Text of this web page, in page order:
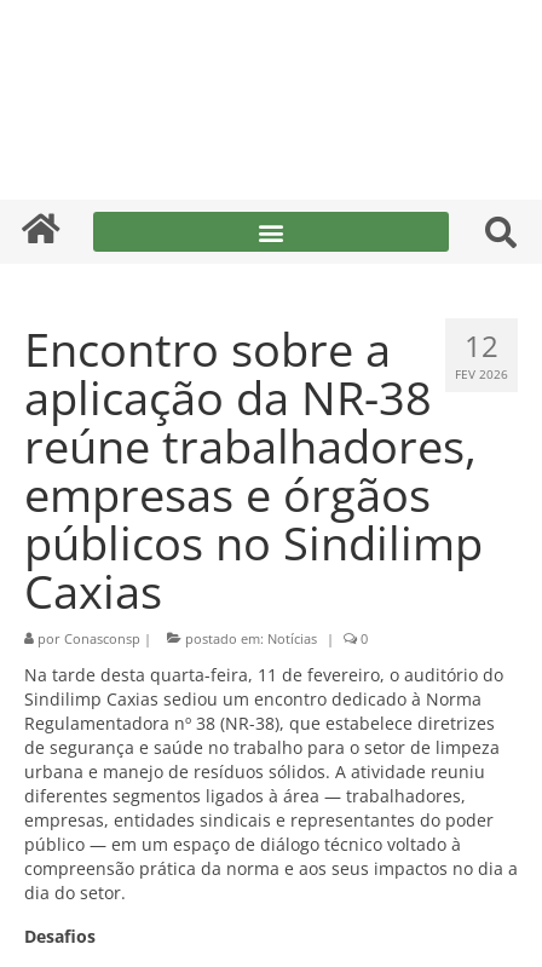
12
FEV 2026
Encontro sobre a
aplicação da NR-38
reúne trabalhadores,
empresas e órgãos
públicos no Sindilimp
Caxias
por Conasconsp | postado em: Notícias | 0
Na tarde desta quarta-feira, 11 de fevereiro, o auditório do
Sindilimp Caxias sediou um encontro dedicado à Norma
Regulamentadora nº 38 (NR-38), que estabelece diretrizes
de segurança e saúde no trabalho para o setor de limpeza
urbana e manejo de resíduos sólidos. A atividade reuniu
diferentes segmentos ligados à área — trabalhadores,
empresas, entidades sindicais e representantes do poder
público — em um espaço de diálogo técnico voltado à
compreensão prática da norma e aos seus impactos no dia a
dia do setor.
Desafios